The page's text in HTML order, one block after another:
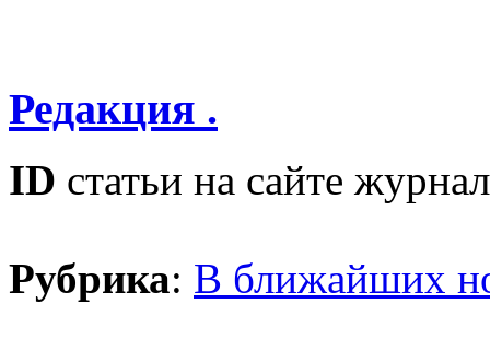
Редакция .
ID статьи на сайте
Рубрика: В ближайших